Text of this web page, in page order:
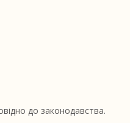
до законодавства.